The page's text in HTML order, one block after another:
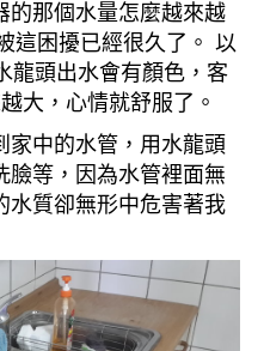
的那個水量怎麼越來越
這困擾已經很久了。 以
龍頭出水會有顏色，客
大，心情就舒服了。
家中的水管，用水龍頭
臉等，因為水管裡面無
水質卻無形中危害著我